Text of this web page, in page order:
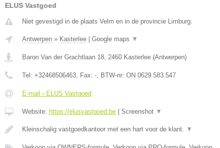
ELUS Vastgoed
Niet gevestigd in de plaats Velm en in de provincie Limburg.
Antwerpen » Kasterlee Google maps ▼
Baron Van der Grachtlaan 18, 2460 Kasterlee (Antwerpen)
Tel: +32468506463, Fax: -, BTW-nr: ON 0629.583.547
E-mail › ELUS Vastgoed
Website: https://elusvastgoed.be Screenshot ▼
Kleinschalig vastgoedkantoor met een hart voor de klant. ▼